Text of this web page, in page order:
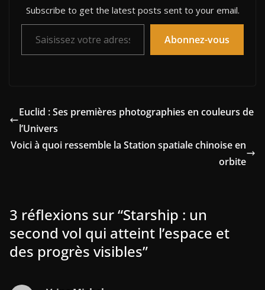
Subscribe to get the latest posts sent to your email.
Saisissez votre adresse e-mail…
Abonnez-vous
Euclid : Ses premières photographies en couleurs de
l’Univers
Voici à quoi ressemble la Station spatiale chinoise en
orbite
3 réflexions sur “Starship : un
second vol qui atteint l’espace et
des progrès visibles”